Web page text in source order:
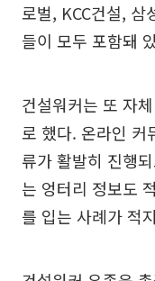
로벌, KCC건설, 삼
들이 모두 포함돼
건설워커는 또 자
로 했다. 온라인 커
류가 활발히 진행
는 엉터리 정보도
를 입는 사례가 적